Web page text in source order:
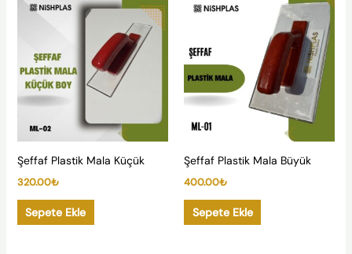
Şeffaf Plastik Mala Küçük
320.00₺
Sepete Ekle
Şeffaf Plastik Mala Büyük
400.00₺
Sepete Ekle